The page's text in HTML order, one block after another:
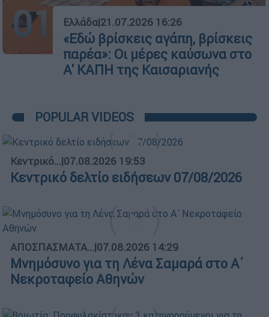
01 Ελλάδα|21.07.2026 16:26
«Εδώ βρίσκεις αγάπη, βρίσκεις
παρέα»: Οι μέρες καύσωνα στο
Α' ΚΑΠΗ της Καισαριανής
POPULAR VIDEOS
Κεντρικό...|07.08.2026 19:53
Κεντρικό δελτίο ειδήσεων 07/08/2026
ΑΠΟΣΠΑΣΜΑΤΑ...|07.08.2026 14:29
Μνημόσυνο για τη Λένα Σαμαρά στο Α΄
Νεκροταφείο Αθηνών